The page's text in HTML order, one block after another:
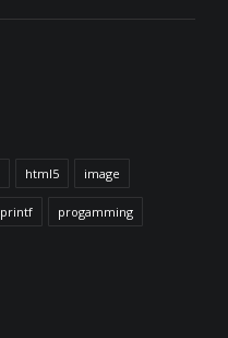
html5 image
printf progamming